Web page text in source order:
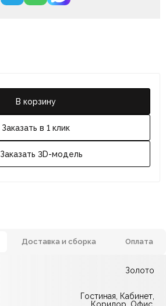
В корзину
Заказать в 1 клик
Заказать 3D-модель
Доставка и сборка Оплата
Золото
Гостиная, Кабинет,
отправляем через транспортную
— наличными или картой